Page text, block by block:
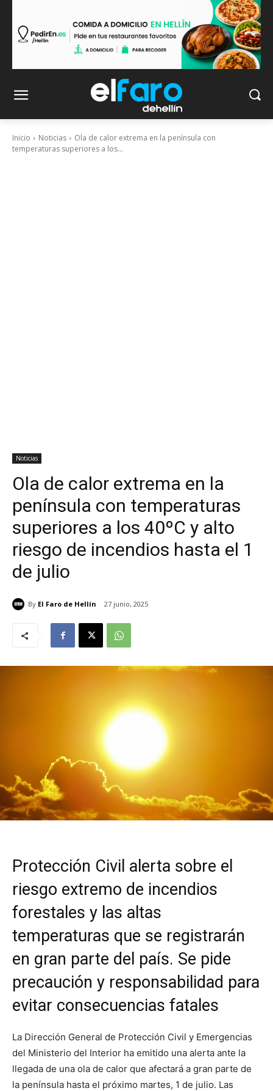
Inicio Noticias
Ola de calor extrema en la península con
temperaturas superiores a los...
Noticias
Ola de calor extrema en la
península con temperaturas
superiores a los 40ºC y alto
riesgo de incendios hasta el 1
de julio
By El Faro de Hellín 27 junio, 2025
Protección Civil alerta sobre el
riesgo extremo de incendios
forestales y las altas
temperaturas que se registrarán
en gran parte del país. Se pide
precaución y responsabilidad para
evitar consecuencias fatales
La Dirección General de Protección Civil y Emergencias
del Ministerio del Interior ha emitido una alerta ante la
llegada de una ola de calor que afectará a gran parte de
la península hasta el próximo martes, 1 de julio. Las